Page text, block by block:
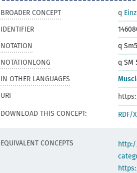
BROADER CONCEPT q
IDENTIFIER
NOTATION
q
NOTATIONLONG
q SM
IN OTHER LANGUAGES
URI
DOWNLOAD THIS CONCEPT:
RDF/
EQUIVALENT CONCEPTS